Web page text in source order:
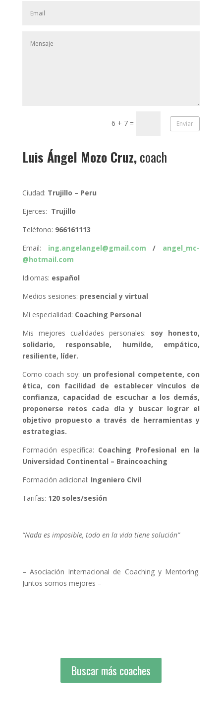
6 + 7 = Enviar
Luis Ángel Mozo Cruz,coach
Ciudad: Trujillo – Peru
Ejerces: Trujillo
Teléfono: 966161113
Email: ing.angelangel@gmail.com / angel_mc-
@hotmail.com
Idiomas: español
Medios sesiones: presencial y virtual
Mi especialidad: Coaching Personal
Mis mejores cualidades personales: soy honesto,
solidario, responsable, humilde, empático,
resiliente, líder.
Como coach soy: un profesional competente, con
ética, con facilidad de establecer vínculos de
confianza, capacidad de escuchar a los demás,
proponerse retos cada día y buscar lograr el
objetivo propuesto a través de herramientas y
estrategias.
Formación específica: Coaching Profesional en la
Universidad Continental – Braincoaching
Formación adicional: Ingeniero Civil
Tarifas: 120 soles/sesión
“Nada es imposible, todo en la vida tiene solución”
– Asociación Internacional de Coaching y Mentoring.
Juntos somos mejores –
Buscar más coaches